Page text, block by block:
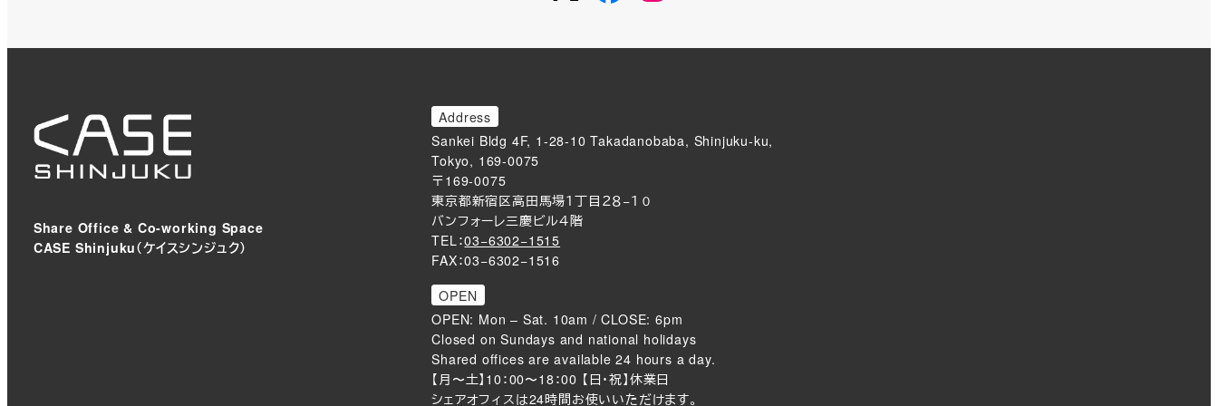
Share Office & Co-working Space
CASE Shinjuku（ケイスシンジュク）
Address
Sankei Bldg 4F, 1-28-10 Takadanobaba, Shinjuku-ku,
Tokyo, 169-0075
〒169-0075
東京都新宿区高田馬場１丁目２８−１０
バンフォーレ三慶ビル４階
TEL：03−6302−1515
FAX：03−6302−1516
OPEN
OPEN: Mon – Sat. 10am / CLOSE: 6pm
Closed on Sundays and national holidays
Shared offices are available 24 hours a day.
【月〜土】10：00〜18：00 【日・祝】休業日
シェアオフィスは24時間お使いいただけます。